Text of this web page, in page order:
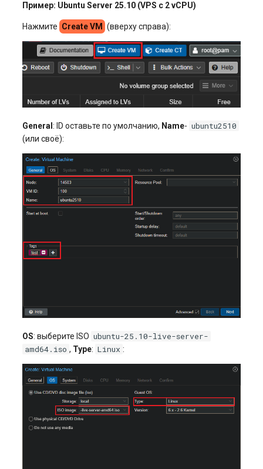
Пример: Ubuntu Server 25.10 (VPS с 2 vCPU)
Нажмите Create VM (вверху справа):
General: ID оставьте по умолчанию, Name- ubuntu2510
(или своё):
OS: выберите ISO ubuntu-25.10-live-server-
amd64.iso , Type: Linux :